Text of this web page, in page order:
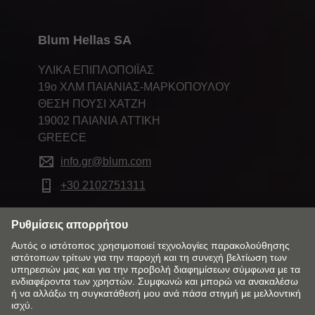
Blum Hellas SA
ΥΛΙΚΑ ΕΠΙΠΛΟΠΟΙΪΑΣ
19ο ΧΛΜ ΠΑΙΑΝΙΑΣ-ΜΑΡΚΟΠΟΥΛΟΥ
ΘΕΣΗ ΠΟΥΣΙ ΧΑΤΖΗ
19002 ΠΑΙΑΝΙΑ ATTIKH
GREECE
info.gr@blum.com
+30 2102751311
Αλλάξτε αγορά και γλώσσα
Πολιτική Επιστροφών Επικοινωνία